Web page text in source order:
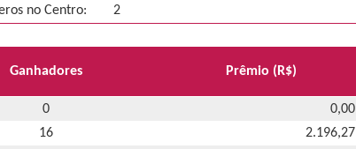
no Centro:
2
Ganhadores Prêmio (R$)
0
0,00
16
2.196,27